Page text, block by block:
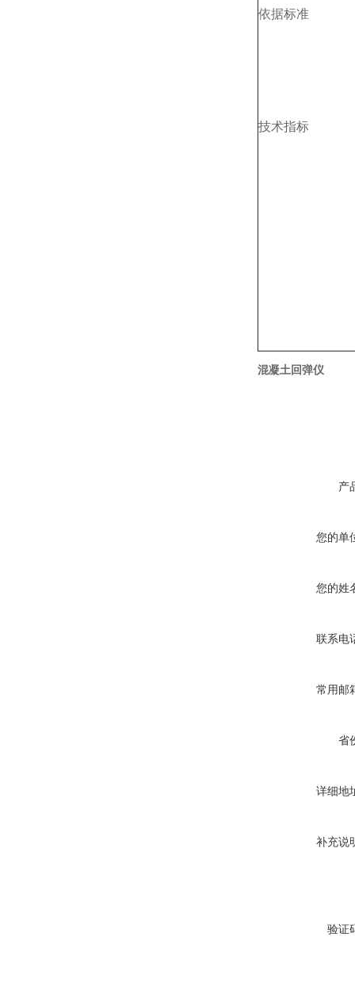
依据标准
技术指标
混凝土回弹仪
产
您的单
您的姓
联系电
常用邮
省
详细地
补充说
验证